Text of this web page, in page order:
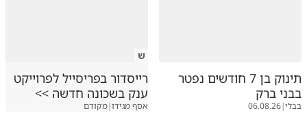
תינוק בן 7 חודשים נפטר
בבני ברק
בבלי|
06.08.26
ש
רייסדור בפריסייל לפרוייקט
ענק בשכונה חדשה >>
אסף מגידו|מקודם